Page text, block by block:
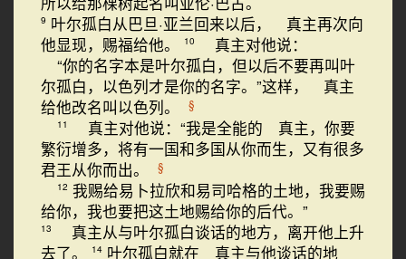
9 叶尔孤白从巴旦·亚兰回来以后， 真主再次向
他显现，赐福给他。
10
真主对他说：
“你的名字本是叶尔孤白，但以后不要再叫叶
尔孤白，以色列才是你的名字。”这样， 真主
给他改名叫以色列。
§
11
真主对他说：“我是全能的 真主，你要
繁衍增多，将有一国和多国从你而生，又有很多
君王从你而出。
§
12 我赐给易卜拉欣和易司哈格的土地，我要赐
给你，我也要把这土地赐给你的后代。”
13
真主从与叶尔孤白谈话的地方，离开他上升
去了。
14 叶尔孤白就在 真主与他谈话的地